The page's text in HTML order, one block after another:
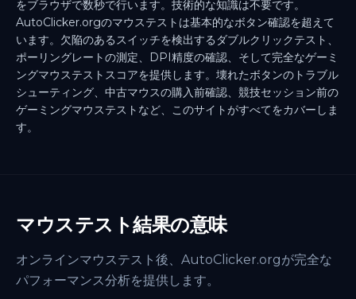
をブラウザで数秒で行います。技術的な知識は不要です。
AutoClicker.orgのマウステストは基本的なボタン確認を超えて
います。欠陥のあるスイッチを検出するダブルクリックテスト、
ポーリングレートの測定、DPI精度の確認、そして完全なゲーミ
ングマウステストスコアを提供します。壊れたボタンのトラブル
シューティング、中古マウスの購入前確認、競技セッション前の
ゲーミングマウステストなど、このサイトがすべてをカバーしま
す。
マウステスト結果の意味
オンラインマウステスト後、AutoClicker.orgが完全な
パフォーマンス分析を提供します。